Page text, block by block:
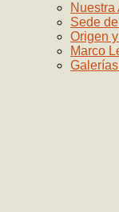
Nuestra
Sede
Origen
Marco